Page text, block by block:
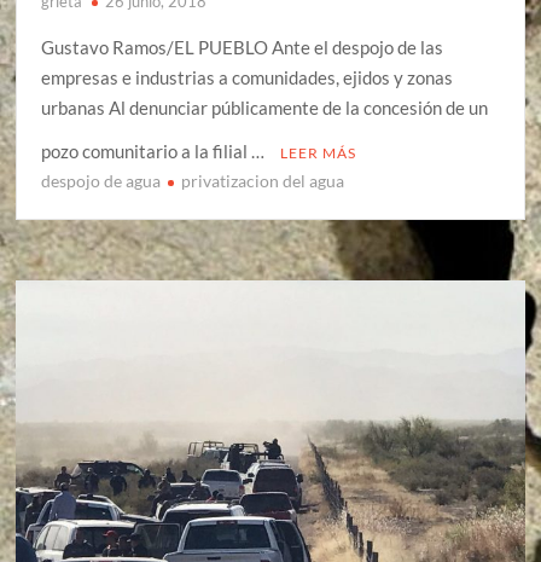
Gustavo Ramos/EL PUEBLO Ante el despojo de las
empresas e industrias a comunidades, ejidos y zonas
urbanas Al denunciar públicamente de la concesión de un
pozo comunitario a la filial …
LEER MÁS
despojo de agua privatizacion del agua